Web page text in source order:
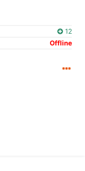
12
Offline